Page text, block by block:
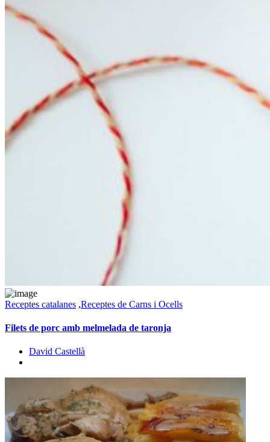
Receptes catalanes ,Receptes de Carns i Ocells
Filets de porc amb melmelada de taronja
David Castellà